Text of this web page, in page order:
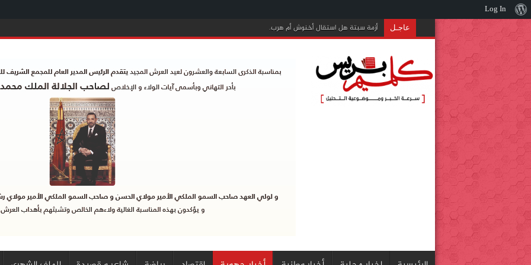
عاجـل أزمة سبتة هل استقال أخنوش أم هرب.
نبذةLog In